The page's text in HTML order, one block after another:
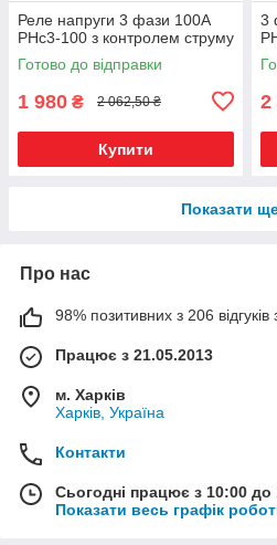
Реле напруги 3 фази 100А
РНс3-100 з контролем струму
Готово до відправки
1 980 ₴ 2 062,50 ₴
Купити
3
2
Показати
Про нас
98% позитивних з 206 відгуків
Працює з 21.05.2013
м. Харків
Харків, Україна
Контакти
Сьогодні працює з 10:00 до
Показати весь графік